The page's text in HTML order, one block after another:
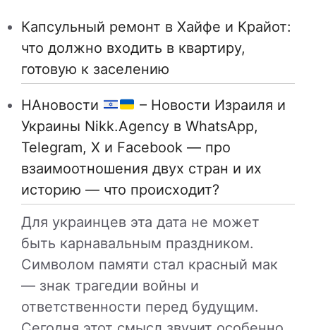
Капсульный ремонт в Хайфе и Крайот:
что должно входить в квартиру,
готовую к заселению
НАновости
– Новости Израиля и
Украины Nikk.Agency в WhatsApp,
Telegram, X и Facebook — про
взаимоотношения двух стран и их
историю — что происходит?
Для украинцев эта дата не может
быть карнавальным праздником.
Символом памяти стал красный мак
— знак трагедии войны и
ответственности перед будущим.